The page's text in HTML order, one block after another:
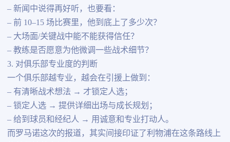
– 新闻中说得再好听，也要看：
– 前 10–15 场比赛里，他到底上了多少次？
– 大场面/关键战中能不能获得信任？
– 教练是否愿意为他微调一些战术细节？
3. 对俱乐部专业度的判断
一个俱乐部越专业，越会在引援上做到：
– 有清晰战术想法 → 才锁定人选；
– 锁定人选 → 提供详细出场与成长规划；
– 给到球员和经纪人 → 用诚意和专业打动人。
而罗马诺这次的报道，其实间接印证了利物浦在这条路线上